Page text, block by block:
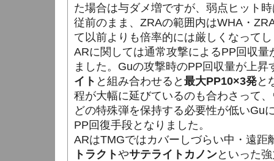
た場合は与ダメ増ですが、弱点ヒット
従前のまま、ZRAの範囲内はWHA・
て以前よりも倍率的には厳しくなって
ARに関しては通常攻撃によるPP回収
ました。Guの攻撃時のPP回収量が上昇
イト と組み合わせると 最大PP10×3発と
程が大幅に延びているのも合わさって
どの特殊弾を保持する必要性が低いGu
PP回復手段となりました。
ARはTMGではカバーしづらい中・遠距
トラクトやサテライトカノンといった